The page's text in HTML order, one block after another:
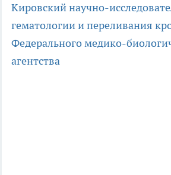
Кировский научно-
гематологии и переливания
Федерального медико-
агентства